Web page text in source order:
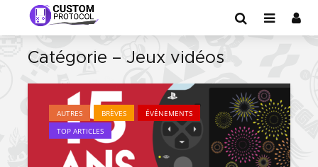
Catégorie – Jeux vidéos
AUTRES BRÈVES
ÉVÉNEMENTS
TOP ARTICLES